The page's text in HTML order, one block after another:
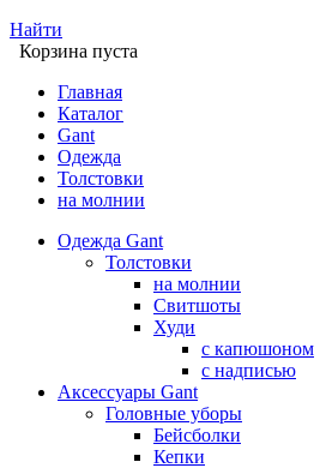
Найти
Корзина пуста
Главная
Каталог
Gant
Одежда
Толстовки
на молнии
Одежда Gant
Толстовки
на молнии
Свитшоты
Худи
с капюшоном
с надписью
Аксессуары Gant
Головные уборы
Бейсболки
Кепки